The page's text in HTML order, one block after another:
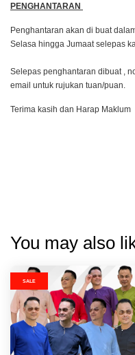
PENGHANTARAN
Penghantaran akan di buat
Selasa hingga Jumaat selepas
Selepas penghantaran dibuat ,
email untuk rujukan tuan/puan.
Terima kasih dan Harap Maklum
You may also
SALE